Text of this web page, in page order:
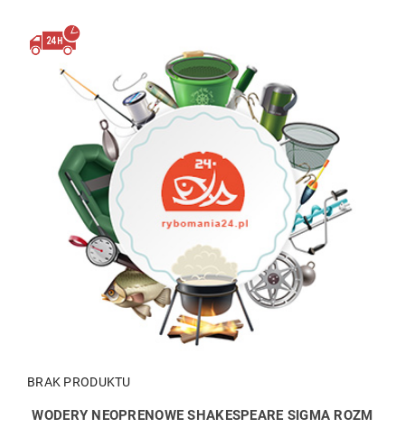
BRAK PRODUKTU
WODERY NEOPRENOWE SHAKESPEARE SIGMA ROZM